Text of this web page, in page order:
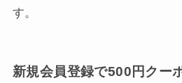
す。
新規会員登録で500円クー